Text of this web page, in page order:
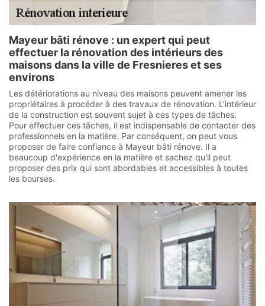
Mayeur bâti rénove : un expert qui peut
effectuer la rénovation des intérieurs des
maisons dans la ville de Fresnieres et ses
environs
Les détériorations au niveau des maisons peuvent amener les
propriétaires à procéder à des travaux de rénovation. L'intérieur
de la construction est souvent sujet à ces types de tâches.
Pour effectuer ces tâches, il est indispensable de contacter des
professionnels en la matière. Par conséquent, on peut vous
proposer de faire confiance à Mayeur bâti rénove. Il a
beaucoup d'expérience en la matière et sachez qu'il peut
proposer des prix qui sont abordables et accessibles à toutes
les bourses.